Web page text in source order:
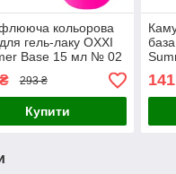
кольорова
гель-лаку OXXI
Base 15 мл № 02
293 ₴
Купити
141